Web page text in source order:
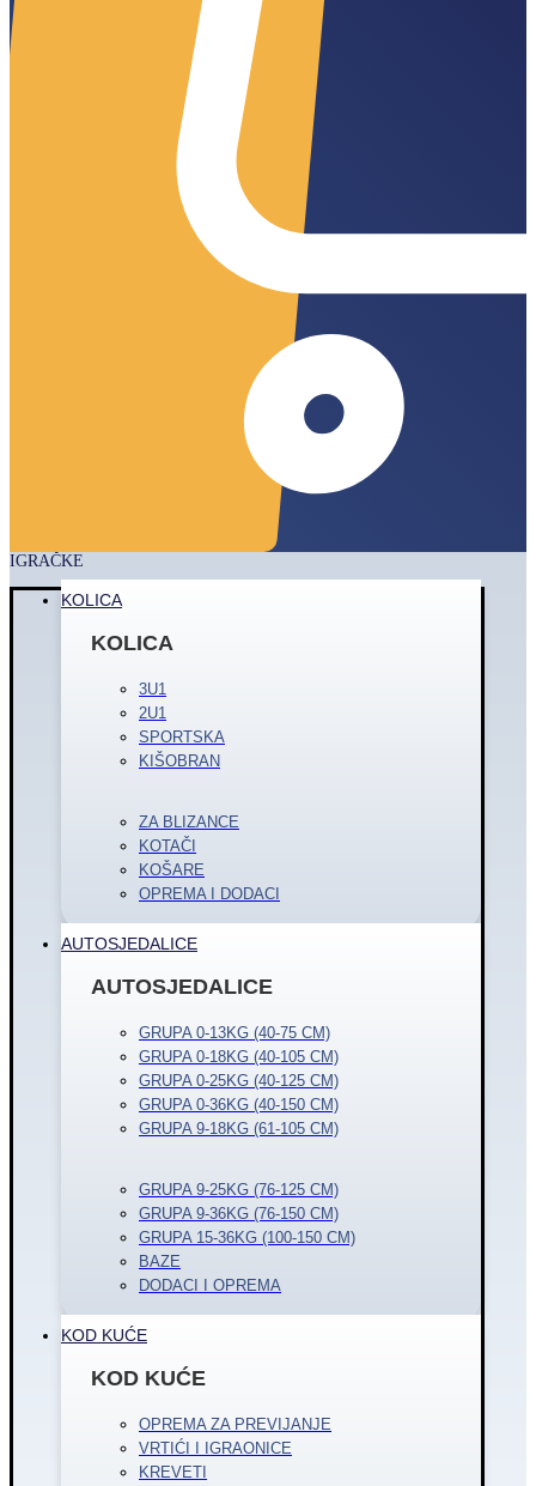
IGRAČKE
KOLICA
KOLICA
3U1
2U1
SPORTSKA
KIŠOBRAN
ZA BLIZANCE
KOTAČI
KOŠARE
OPREMA I DODACI
AUTOSJEDALICE
AUTOSJEDALICE
GRUPA 0-13KG (40-75 CM)
GRUPA 0-18KG (40-105 CM)
GRUPA 0-25KG (40-125 CM)
GRUPA 0-36KG (40-150 CM)
GRUPA 9-18KG (61-105 CM)
GRUPA 9-25KG (76-125 CM)
GRUPA 9-36KG (76-150 CM)
GRUPA 15-36KG (100-150 CM)
BAZE
DODACI I OPREMA
KOD KUĆE
KOD KUĆE
OPREMA ZA PREVIJANJE
VRTIĆI I IGRAONICE
KREVETI